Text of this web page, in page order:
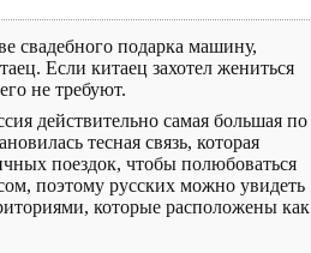
свадебного подарка машину,
Если китаец захотел жениться
не требуют.
действительно самая большая по
тесная связь, которая
поездок, чтобы полюбоваться
поэтому русских можно увидеть
которые расположены как